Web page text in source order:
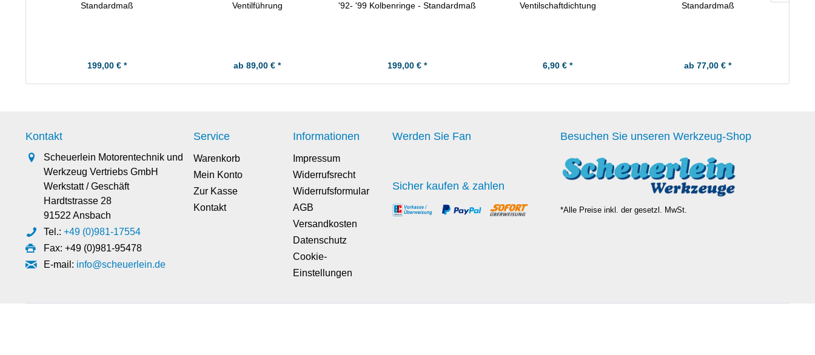
Standardmaß
199,00 € *
Ventilführung
ab 89,00 € *
'92- '99 Kolbenringe - Standardmaß
199,00 € *
Ventilschaftdichtung
6,90 € *
Standardmaß
ab 77,00 € *
Kontakt
Scheuerlein Motorentechnik und
Werkzeug Vertriebs GmbH
Werkstatt / Geschäft
Hardtstrasse 28
91522 Ansbach
Tel.: +49 (0)981-17554
Fax: +49 (0)981-95478
E-mail: info@scheuerlein.de
Service
Warenkorb
Mein Konto
Zur Kasse
Kontakt
Informationen
Impressum
Widerrufsrecht
Widerrufsformular
AGB
Versandkosten
Datenschutz
Cookie-
Einstellungen
Werden Sie Fan
Sicher kaufen & zahlen
Besuchen Sie unseren Werkzeug-Shop
*Alle Preise inkl. der gesetzl. MwSt.